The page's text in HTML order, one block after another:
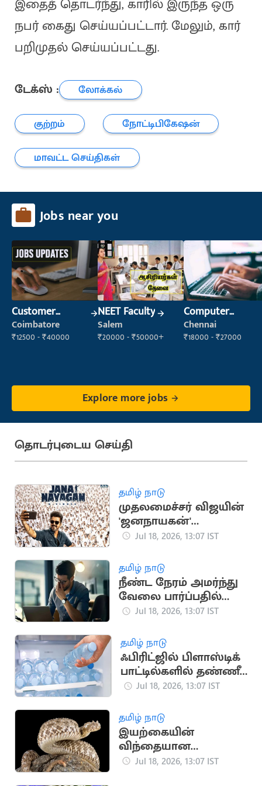
இதைத் தொடர்ந்து, காரில் இருந்த ஒரு
நபர் கைது செய்யப்பட்டார். மேலும், கார்
பறிமுதல் செய்யப்பட்டது.
டேக்ஸ் :
லோக்கல்
குற்றம்
நோட்டிபிகேஷன்
மாவட்ட செய்திகள்
Jobs near you
Customer
Support Officer
Coimbatore
₹12500 - ₹40000
NEET Faculty
Salem
₹20000 - ₹50000+
Computer
Operator
Chennai
₹18000 - ₹27000
Explore more jobs
தொடர்புடைய செய்தி
தமிழ் நாடு
முதலமைச்சர் விஜயின்
'ஜனநாயகன்'
படத்திற்கான
தொடங்கியது
Jul 18, 2026, 13:07 IST
தமிழ் நாடு
நீண்ட நேரம் அமர்ந்து
வேலை பார்ப்பதில்
மறைந்திருக்கும்
Jul 18, 2026, 13:07 IST
தமிழ் நாடு
ஃபிரிட்ஜில் பிளாஸ்டிக்
பாட்டில்களில் தண்ணீர்
வைத்து
Jul 18, 2026, 13:07 IST
தமிழ் நாடு
இயற்கையின்
விந்தையான
ஸ்னைப்பர் பாம்பின்
Jul 18, 2026, 13:07 IST